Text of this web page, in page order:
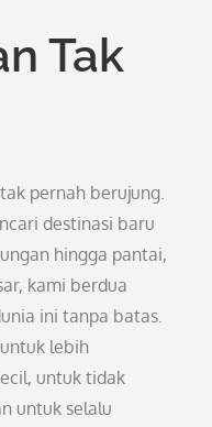
Tak
pernah berujung.
destinasi baru
hingga pantai,
kami berdua
ini tanpa batas.
lebih
untuk tidak
untuk selalu